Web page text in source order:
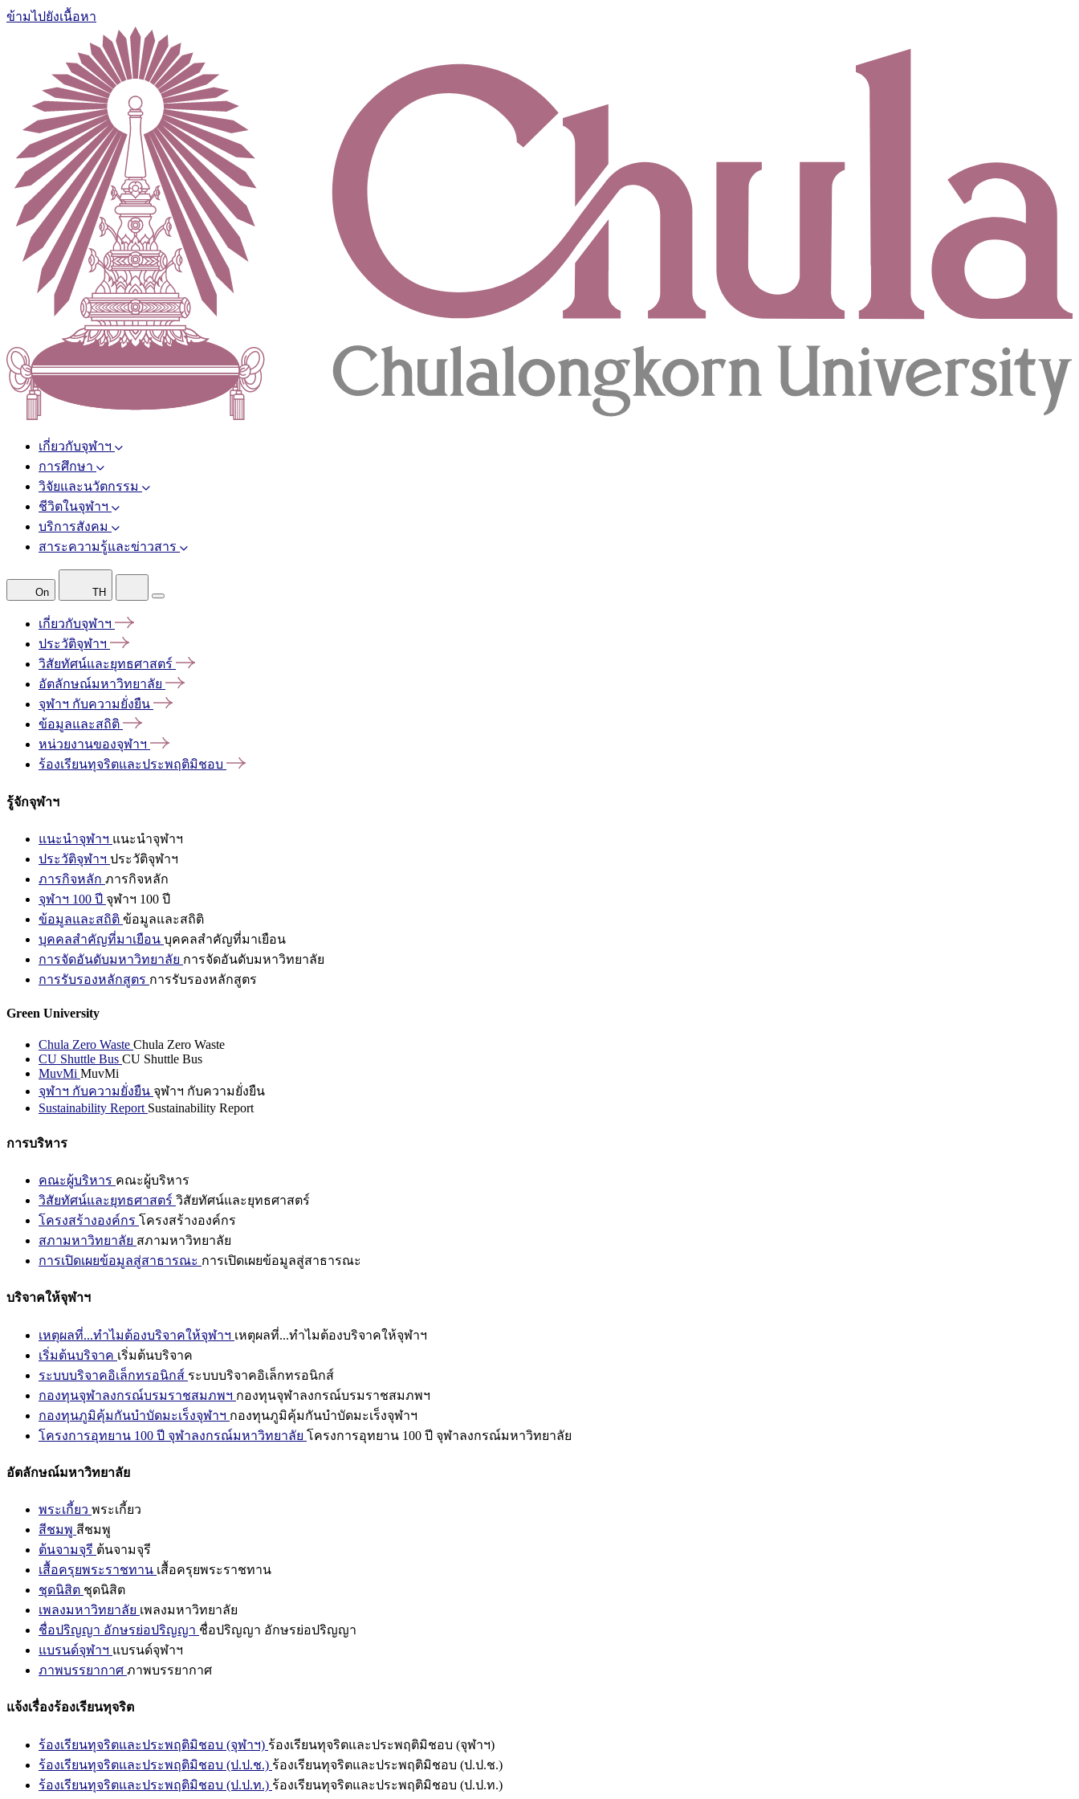
ข้ามไปยังเนื้อหา
เกี่ยวกับจุฬาฯ
การศึกษา
วิจัยและนวัตกรรม
ชีวิตในจุฬาฯ
บริการสังคม
สาระความรู้และข่าวสาร
On TH
เกี่ยวกับจุฬาฯ
ประวัติจุฬาฯ
วิสัยทัศน์และยุทธศาสตร์
อัตลักษณ์มหาวิทยาลัย
จุฬาฯ กับความยั่งยืน
ข้อมูลและสถิติ
หน่วยงานของจุฬาฯ
ร้องเรียนทุจริตและประพฤติมิชอบ
รู้จักจุฬาฯ
แนะนำจุฬาฯ แนะนำจุฬาฯ
ประวัติจุฬาฯ ประวัติจุฬาฯ
ภารกิจหลัก ภารกิจหลัก
จุฬาฯ 100 ปี จุฬาฯ 100 ปี
ข้อมูลและสถิติ ข้อมูลและสถิติ
บุคคลสำคัญที่มาเยือน บุคคลสำคัญที่มาเยือน
การจัดอันดับมหาวิทยาลัย การจัดอันดับมหาวิทยาลัย
การรับรองหลักสูตร การรับรองหลักสูตร
Green University
Chula Zero Waste Chula Zero Waste
CU Shuttle Bus CU Shuttle Bus
MuvMi MuvMi
จุฬาฯ กับความยั่งยืน จุฬาฯ กับความยั่งยืน
Sustainability Report Sustainability Report
การบริหาร
คณะผู้บริหาร คณะผู้บริหาร
วิสัยทัศน์และยุทธศาสตร์ วิสัยทัศน์และยุทธศาสตร์
โครงสร้างองค์กร โครงสร้างองค์กร
สภามหาวิทยาลัย สภามหาวิทยาลัย
การเปิดเผยข้อมูลสู่สาธารณะ การเปิดเผยข้อมูลสู่สาธารณะ
บริจาคให้จุฬาฯ
เหตุผลที่...ทำไมต้องบริจาคให้จุฬาฯ เหตุผลที่...ทำไมต้องบริจาคให้จุฬาฯ
เริ่มต้นบริจาค เริ่มต้นบริจาค
ระบบบริจาคอิเล็กทรอนิกส์ ระบบบริจาคอิเล็กทรอนิกส์
กองทุนจุฬาลงกรณ์บรมราชสมภพฯ กองทุนจุฬาลงกรณ์บรมราชสมภพฯ
กองทุนภูมิคุ้มกันบำบัดมะเร็งจุฬาฯ กองทุนภูมิคุ้มกันบำบัดมะเร็งจุฬาฯ
โครงการอุทยาน 100 ปี จุฬาลงกรณ์มหาวิทยาลัย โครงการอุทยาน 100 ปี จุฬาลงกรณ์มหาวิทยาลัย
อัตลักษณ์มหาวิทยาลัย
พระเกี้ยว พระเกี้ยว
สีชมพู สีชมพู
ต้นจามจุรี ต้นจามจุรี
เสื้อครุยพระราชทาน เสื้อครุยพระราชทาน
ชุดนิสิต ชุดนิสิต
เพลงมหาวิทยาลัย เพลงมหาวิทยาลัย
ชื่อปริญญา อักษรย่อปริญญา ชื่อปริญญา อักษรย่อปริญญา
แบรนด์จุฬาฯ แบรนด์จุฬาฯ
ภาพบรรยากาศ ภาพบรรยากาศ
แจ้งเรื่องร้องเรียนทุจริต
ร้องเรียนทุจริตและประพฤติมิชอบ (จุฬาฯ) ร้องเรียนทุจริตและประพฤติมิชอบ (จุฬาฯ)
ร้องเรียนทุจริตและประพฤติมิชอบ (ป.ป.ช.) ร้องเรียนทุจริตและประพฤติมิชอบ (ป.ป.ช.)
ร้องเรียนทุจริตและประพฤติมิชอบ (ป.ป.ท.) ร้องเรียนทุจริตและประพฤติมิชอบ (ป.ป.ท.)